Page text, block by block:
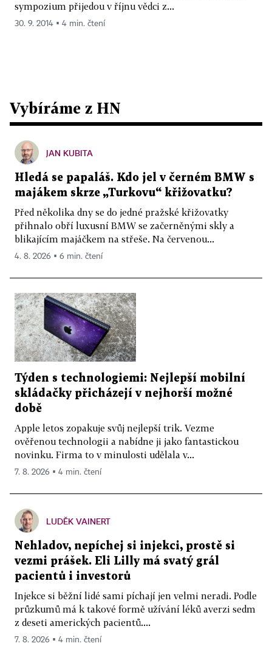
sympozium přijedou v říjnu vědci z...
30. 9. 2014 ▪ 4 min. čtení
Vybíráme z HN
JAN KUBITA
Hledá se papaláš. Kdo jel v černém BMW s
majákem skrze „Turkovu“ křižovatku?
Před několika dny se do jedné pražské křižovatky
přihnalo obří luxusní BMW se začerněnými skly a
blikajícím majáčkem na střeše. Na červenou...
4. 8. 2026 ▪ 6 min. čtení
Týden s technologiemi: Nejlepší mobilní
skládačky přicházejí v nejhorší možné
době
Apple letos zopakuje svůj nejlepší trik. Vezme
ověřenou technologii a nabídne ji jako fantastickou
novinku. Firma to v minulosti udělala v...
7. 8. 2026 ▪ 4 min. čtení
LUDĚK VAINERT
Nehladov, nepíchej si injekci, prostě si
vezmi prášek. Eli Lilly má svatý grál
pacientů i investorů
Injekce si běžní lidé sami píchají jen velmi neradi. Podle
průzkumů má k takové formě užívání léků averzi sedm
z deseti amerických pacientů....
7. 8. 2026 ▪ 4 min. čtení